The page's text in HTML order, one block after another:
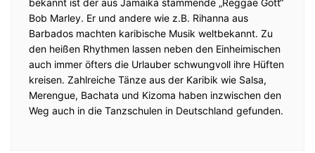
bekannt ist der aus Jamaika stammende „Reggae Gott“
Bob Marley. Er und andere wie z.B. Rihanna aus
Barbados machten karibische Musik weltbekannt. Zu
den heißen Rhythmen lassen neben den Einheimischen
auch immer öfters die Urlauber schwungvoll ihre Hüften
kreisen. Zahlreiche Tänze aus der Karibik wie Salsa,
Merengue, Bachata und Kizoma haben inzwischen den
Weg auch in die Tanzschulen in Deutschland gefunden.